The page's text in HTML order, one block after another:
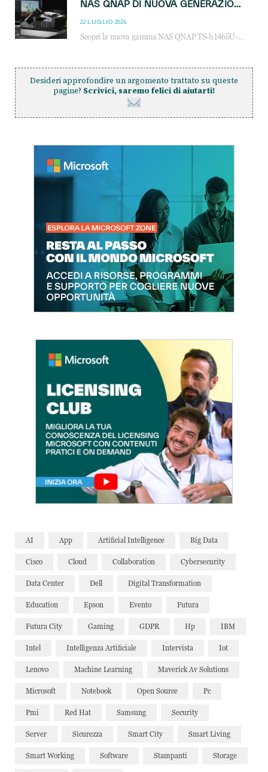
NAS QNAP DI NUOVA GENERAZIONE: PIÙ PRESTAZIONI, SCALABILITÀ E PROTEZIONE DEI DATI PER LE INFRASTRUTTURE IT MODERNE
22 LUGLIO 2026
Scopri la nuova gamma NAS QNAP TS-h1465U-RP, TS-h1065eU e TS-h665U: storage aziendale con ZFS, DDR5, E1.S NVMe e connettività 2.5GbE per backup, virtualizzazione e cybersecurity.
Desideri approfondire un argomento trattato su queste
pagine? Scrivici, saremo felici di aiutarti!
AI App Artificial Intelligence Big Data
Cisco Cloud Collaboration Cybersecurity
Data Center Dell Digital Transformation
Education Epson Evento Futura
Futura City Gaming GDPR Hp IBM
Intel Intelligenza Artificiale Intervista Iot
Lenovo Machine Learning Maverick Av Solutions
Microsoft Notebook Open Source Pc
Pmi Red Hat Samsung Security
Server Sicurezza Smart City Smart Living
Smart Working Software Stampanti Storage